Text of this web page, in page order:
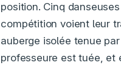
position. Cinq
compétition voient leur
auberge isolée tenue
professeure est tuée, et